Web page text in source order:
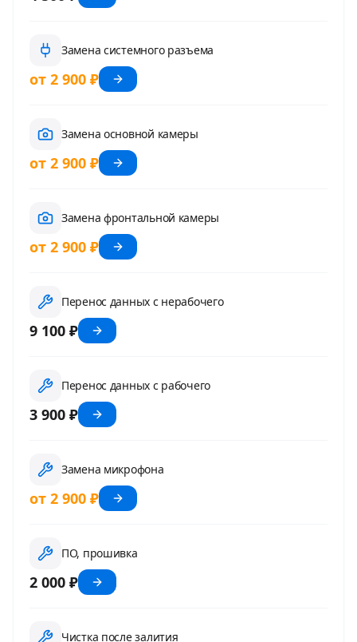
Замена системного разъема
от 2 900 ₽
Замена основной камеры
от 2 900 ₽
Замена фронтальной камеры
от 2 900 ₽
Перенос данных с нерабочего
9 100 ₽
Перенос данных с рабочего
3 900 ₽
Замена микрофона
от 2 900 ₽
ПО, прошивка
2 000 ₽
Чистка после залития